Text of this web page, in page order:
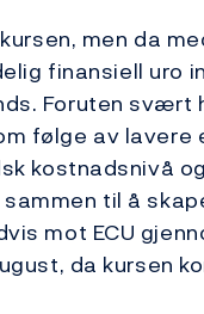
men da
finansiell uro
Foruten svært
følge av
kostnadsnivå
til å
mot ECU
da kursen